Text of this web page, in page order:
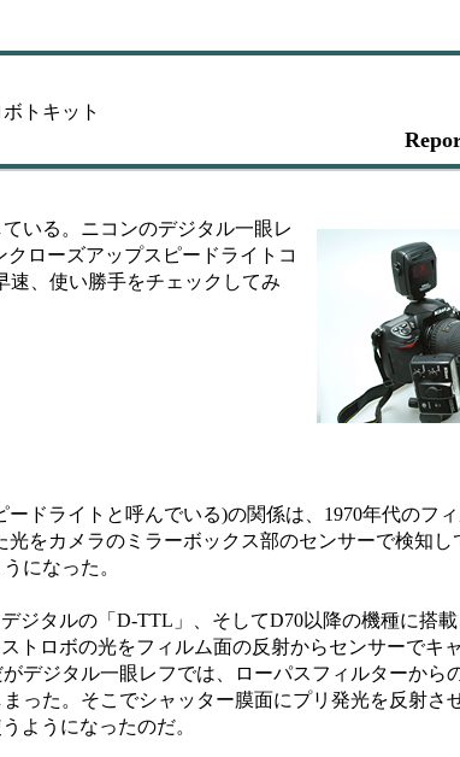
トキット
いる。ニコンのデジタル一眼レ
ローズアップスピードライトコ
速、使い勝手をチェックしてみ
ドライトと呼んでいる)の関係は、1970年代のフ
をカメラのミラーボックス部のセンサーで検知し
になった。
ジタルの「D-TTL」、そしてD70以降の機種に搭
トロボの光をフィルム面の反射からセンサーでキ
デジタル一眼レフでは、ローパスフィルターから
った。そこでシャッター膜面にプリ発光を反射さ
ようになったのだ。